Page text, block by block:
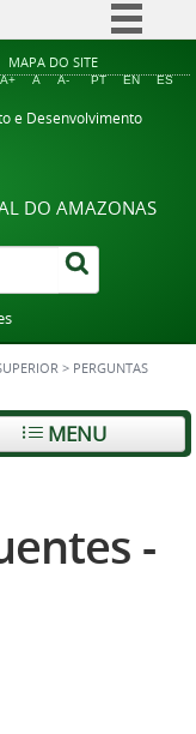
Simplifique!
à informação
Legislação
Canais
MAPA DO SITE
A+ A A- PT EN ES
e Desenvolvimento
DO AMAZONAS
> PERGUNTAS
MENU
-